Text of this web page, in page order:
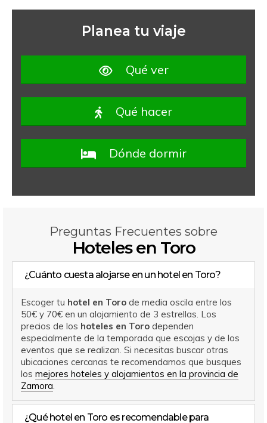
Planea tu viaje
Qué ver
Qué hacer
Dónde dormir
Preguntas Frecuentes sobre
Hoteles en Toro
¿Cuánto cuesta alojarse en un hotel en Toro?
Escoger tu hotel en Torode media oscila entre los
50€ y 70€ en un alojamiento de 3 estrellas. Los
precios de los hoteles en Torodependen
especialmente de la temporada que escojas y de los
eventos que se realizan. Si necesitas buscar otras
ubicaciones cercanas te recomendamos que busques
los mejores hoteles y alojamientos en la provincia de
Zamora
¿Qué hotel en Toro es recomendable para